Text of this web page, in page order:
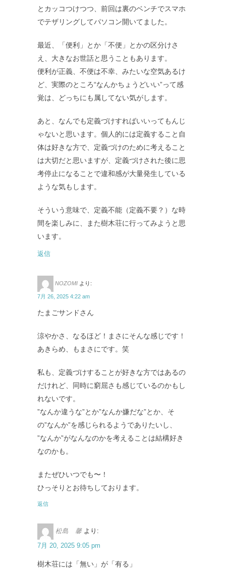
とカッコつけつつ、前回は裏のベンチでスマホ
でテザリングしてパソコン開いてました。
最近、「便利」とか「不便」とかの区分けさ
え、大きなお世話と思うこともあります。
便利が正義、不便は不幸、みたいな空気あるけ
ど、実際のところ“なんかちょうどいい”って感
覚は、どっちにも属してない気がします。
あと、なんでも定義づけすればいいってもんじ
ゃないと思います。個人的には定義すること自
体は好きな方で、定義づけのために考えること
は大切だと思いますが、定義づけされた後に思
考停止になることで違和感が大量発生している
ような気もします。
そういう意味で、定義不能（定義不要？）な時
間を楽しみに、また樹木荘に行ってみようと思
います。
返信
NOZOMI より:
7月 26, 2025 4:22 am
たまごサンドさん
涼やかさ、なるほど！まさにそんな感じです！
あきらめ、もまさにです。笑
私も、定義づけすることが好きな方ではあるの
だけれど、同時に窮屈さも感じているのかもし
れないです。
”なんか違うな”とか”なんか嫌だな”とか、そ
の”なんか”を感じられるようでありたいし、
”なんか”がなんなのかを考えることは結構好き
なのかも。
またぜひいつでも〜！
ひっそりとお待ちしております。
返信
松島 馨 より:
7月 20, 2025 9:05 pm
樹木荘には「無い」が「有る」